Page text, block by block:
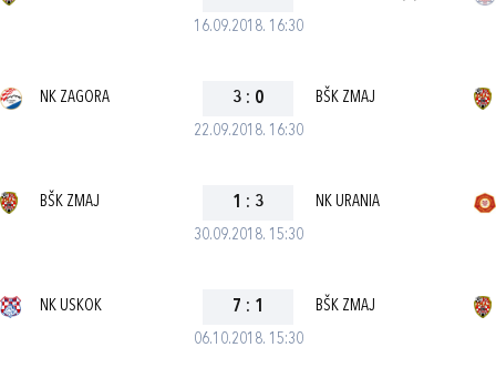
16.09.2018. 16:30
22.09.2018. 16:30
NK ZAGORA 3 : 0 BŠK ZMAJ
30.09.2018. 15:30
BŠK ZMAJ 1 : 3 NK URANIA
06.10.2018. 15:30
NK USKOK 7 : 1 BŠK ZMAJ